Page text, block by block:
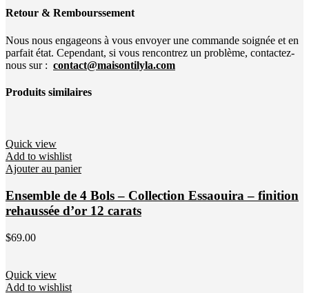
Retour & Rembourssement
Nous nous engageons à vous envoyer une commande soignée et en
parfait état. Cependant, si vous rencontrez un problème, contactez-
nous sur : contact@maisontilyla.com
Produits similaires
Quick view
Add to wishlist
Ajouter au panier
Ensemble de 4 Bols – Collection Essaouira – finition
rehaussée d’or 12 carats
$69.00
Quick view
Add to wishlist